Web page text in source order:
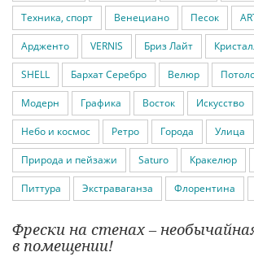
Техника, спорт Венециано Песок
Ардженто VERNIS Бриз Лайт
SHELL Бархат Серебро Велюр
Модерн Графика Восток Искусство
Небо и космос Ретро Города Улица
Природа и пейзажи Saturo Кракелюр
Питтура Экстраваганза Флорентина
Фрески на стенах –
в помещении!